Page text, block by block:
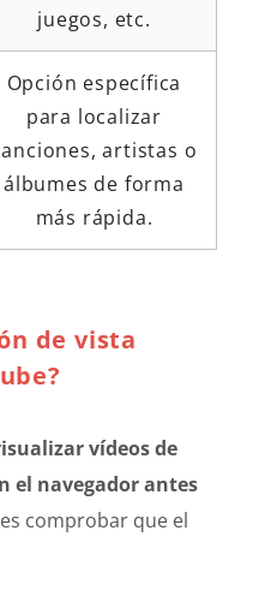
juegos, etc.
Opción específica
para localizar
artistas o
álbumes de forma
más rápida.
de vista
vídeos de
el navegador antes
comprobar que el